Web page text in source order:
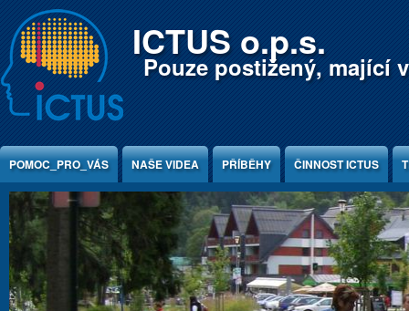
Jump to Content ICTUS o.p.s.
Pouze postižený, mající
POMOC_PRO_VÁS NAŠE VIDEA PŘÍBĚHY ČINNOST ICTUS